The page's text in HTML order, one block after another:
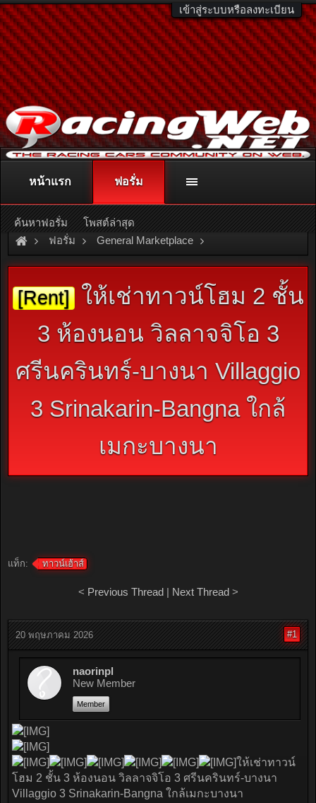
เข้าสู่ระบบหรือลงทะเบียน
ติดต่อลงโฆษณา racingweb@gmail.comหรือโทร. 081-811-1138
หรืออ่านรายละเอียดเพิ่มเติม คลิกที่นี่
ฟอรั่ม General Marketplace
สินค้าทั่วไป ไม่มีหมวดหมู่
[Rent] ให้เช่าทาวน์โฮม 2 ชั้น
3 ห้องนอน วิลลาจจิโอ 3
ศรีนครินทร์-บางนา Villaggio
3 Srinakarin-Bangna ใกล้
เมกะบางนา
แท็ก: ทาวน์เฮ้าส์
< Previous Thread| Next Thread>
20 พฤษภาคม 2026 #1
naorinpl
New Member
Member
ให้เช่าทาวน์
โฮม 2 ชั้น 3 ห้องนอน วิลลาจจิโอ 3 ศรีนครินทร์-บางนา
Villaggio 3 Srinakarin-Bangna ใกล้เมกะบางนา
หน้าแรก ฟอรั่ม
ค้นหาฟอรั่ม โพสต์ล่าสุด